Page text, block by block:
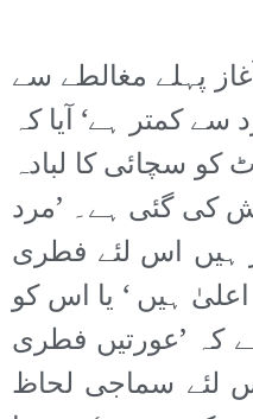
پہلے مغالطے سے
کمتر ہے‘ آیا کہ
کو سچائی کا لبادہ
کی گئی ہے۔ ’مرد
ہیں اس لئے فطری
ہیں ‘ یا اس کو
کہ ’عورتیں فطری
لئے سماجی لحاظ